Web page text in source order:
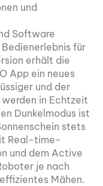
und
Software
für
erhält die
App ein neues
und der
in Echtzeit
Dunkelmodus ist
stets
Real-time-
und dem Active
je nach
Mähen.